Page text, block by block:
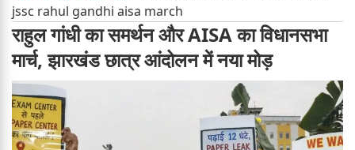
jssc rahul gandhi aisa march
राहुल गांधी का समर्थन और AISA का विधानसभा
मार्च, झारखंड छात्र आंदोलन में नया मोड़